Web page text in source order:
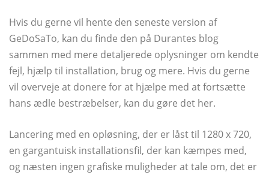
Hvis du gerne vil hente den seneste version af
GeDoSaTo, kan du finde den på Durantes blog
sammen med mere detaljerede oplysninger om kendte
fejl, hjælp til installation, brug og mere. Hvis du gerne
vil overveje at donere for at hjælpe med at fortsætte
hans ædle bestræbelser, kan du gøre det her.
Lancering med en opløsning, der er låst til 1280 x 720,
en gargantuisk installationsfil, der kan kæmpes med,
og næsten ingen grafiske muligheder at tale om, det er